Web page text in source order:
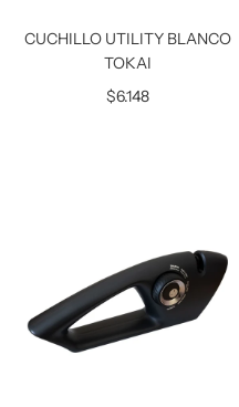
CUCHILLO UTILITY BLANCO
TOKAI
$6.148